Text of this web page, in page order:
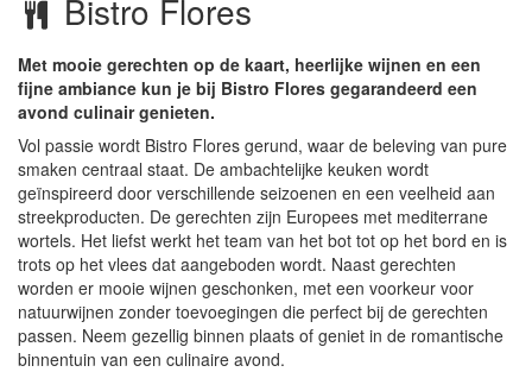
Bistro Flores
Met mooie gerechten op de kaart, heerlijke wijnen en een
fijne ambiance kun je bij Bistro Flores gegarandeerd een
avond culinair genieten.
Vol passie wordt Bistro Flores gerund, waar de beleving van pure
smaken centraal staat. De ambachtelijke keuken wordt
geïnspireerd door verschillende seizoenen en een veelheid aan
streekproducten. De gerechten zijn Europees met mediterrane
wortels. Het liefst werkt het team van het bot tot op het bord en is
trots op het vlees dat aangeboden wordt. Naast gerechten
worden er mooie wijnen geschonken, met een voorkeur voor
natuurwijnen zonder toevoegingen die perfect bij de gerechten
passen. Neem gezellig binnen plaats of geniet in de romantische
binnentuin van een culinaire avond.